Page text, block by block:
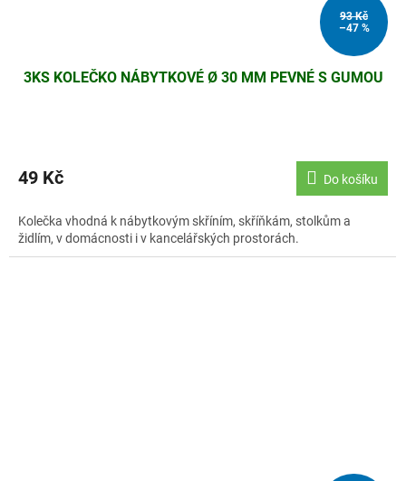
93 Kč
–47 %
3KS KOLEČKO NÁBYTKOVÉ Ø 30 MM PEVNÉ S GUMOU
49 Kč Do košíku
Kolečka vhodná k nábytkovým skříním, skříňkám, stolkům a
židlím, v domácnosti i v kancelářských prostorách.